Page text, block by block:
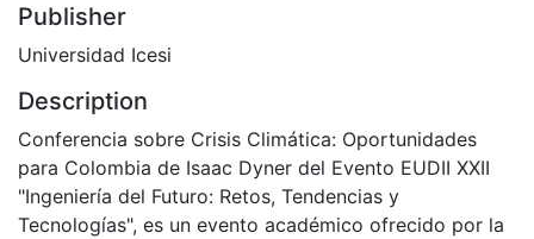
Publisher
Universidad Icesi
Description
Conferencia sobre Crisis Climática: Oportunidades
para Colombia de Isaac Dyner del Evento EUDII XXII
"Ingeniería del Futuro: Retos, Tendencias y
Tecnologías", es un evento académico ofrecido por la